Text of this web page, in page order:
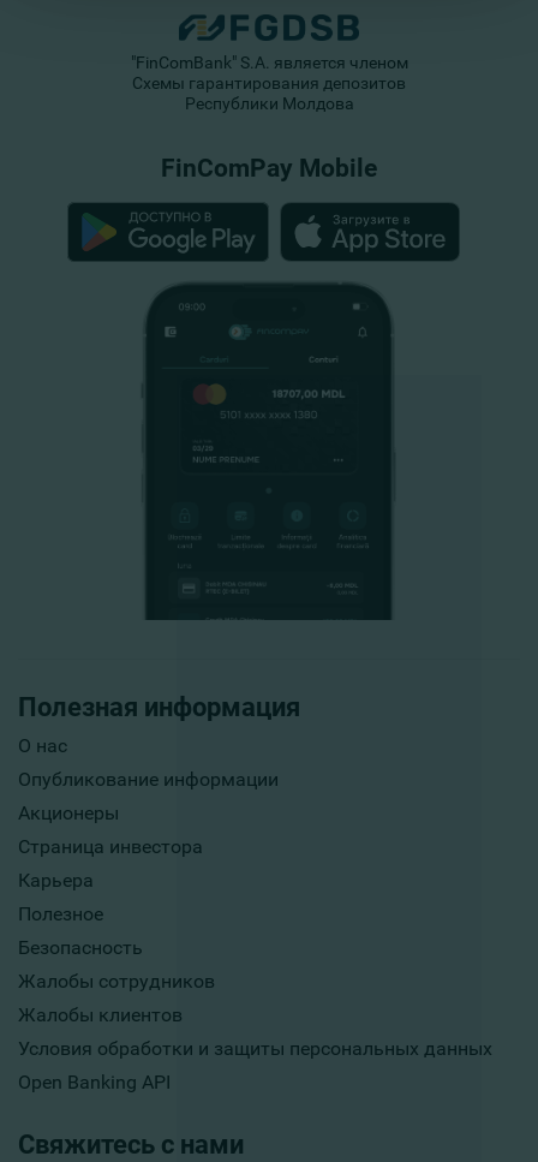
Полезная информация
О нас
Опубликование информации
Акционеры
Страница инвестора
Карьера
Полезное
Безопасность
Жалобы сотрудников
Жалобы клиентов
Условия обработки и защиты персональных данных
Open Banking API
Свяжитесь с нами
"FinComBank" S.A. является членом
Схемы гарантирования депозитов
Республики Молдова
FinComPay Mobile